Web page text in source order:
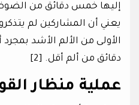
إليها خمس دقائق من
يعني أن المشاركين لم
الأولى من الألم الأشد
دقائق من ألم أقل. [2]
عملية منظار